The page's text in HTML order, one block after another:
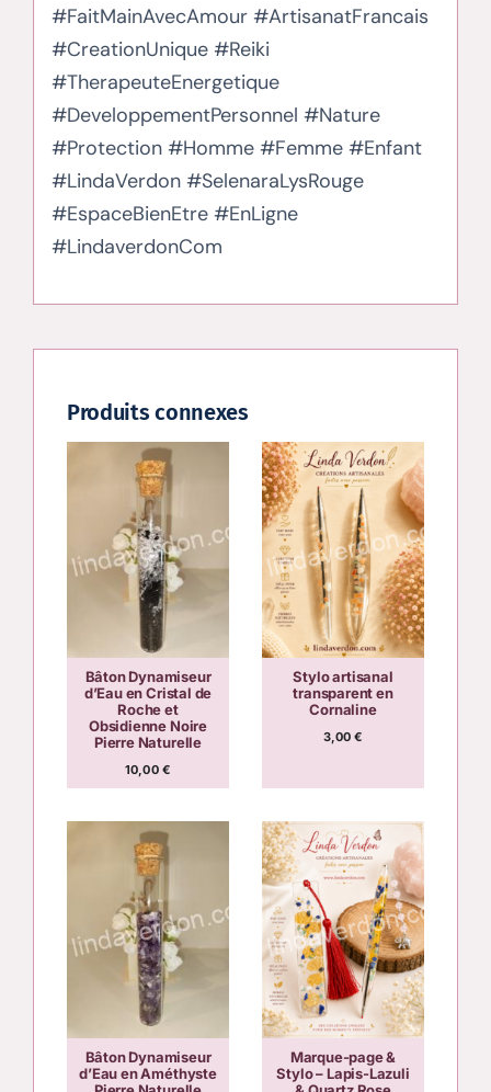
#FaitMainAvecAmour #ArtisanatFrancais
#CreationUnique #Reiki
#TherapeuteEnergetique
#DeveloppementPersonnel #Nature
#Protection #Homme #Femme #Enfant
#LindaVerdon #SelenaraLysRouge
#EspaceBienEtre #EnLigne
#LindaverdonCom
Produits connexes
Bâton Dynamiseur
d’Eau en Cristal de
Roche et
Obsidienne Noire
Pierre Naturelle
10,00 €
Stylo artisanal
transparent en
Cornaline
3,00€
Bâton Dynamiseur
d’Eau en Améthyste
Marque-page &
Stylo – Lapis-Lazuli